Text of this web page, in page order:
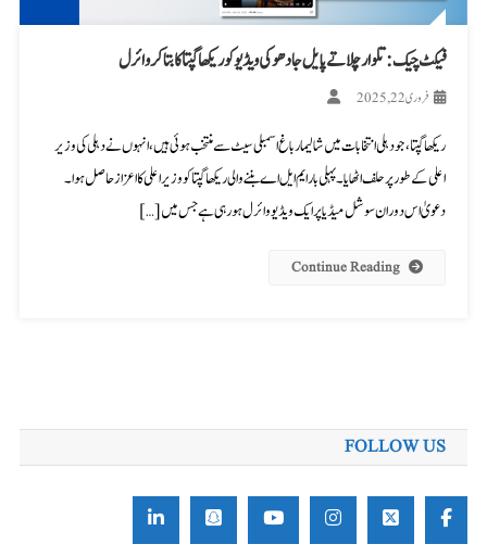
فیکٹ چیک: تلوار چلاتے پایل جادھو کی ویڈیو کو ریکھا گپتا کا بتاکر وائرل
فروری 22, 2025
ریکھا گپتا، جو دہلی انتخابات میں شالیمار باغ اسمبلی سیٹ سے منتخب ہوئی ہیں، انہوں نے دہلی کی وزیر
اعلی کے طور پر حلف اٹھایا۔ پہلی بار ایم ایل اے بننے والی ریکھا گپتا کو وزیر اعلی کا اعزاز حاصل ہوا۔
دعویٰ اس دوران سوشل میڈیا پر ایک ویڈیو وائرل ہو رہی ہے جس میں […]
Continue Reading
FOLLOW US